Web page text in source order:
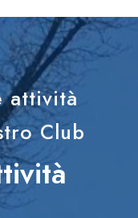
attività
Club